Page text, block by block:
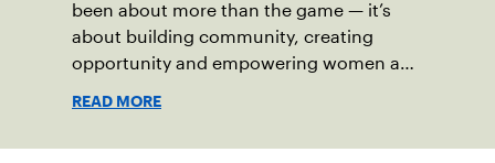
been about more than the game — it’s
about building community, creating
opportunity and empowering women and
READ MORE